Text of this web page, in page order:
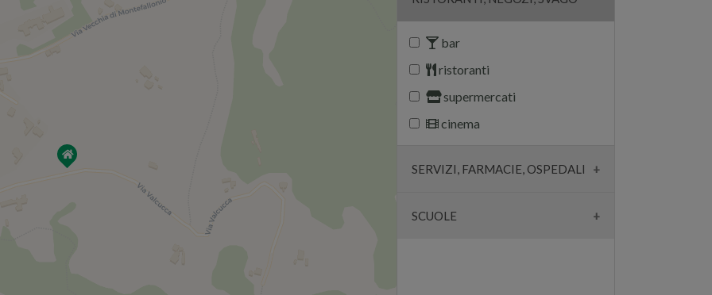
bar
ristoranti
supermercati
cinema
SERVIZI, FARMACIE, OSPEDALI
farmacie
SCUOLE